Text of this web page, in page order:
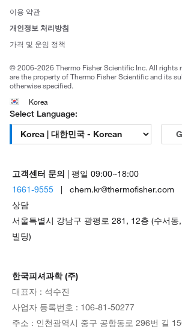
사회적 책임
브랜드
이용 약관
개인정보 처리방침
가격 및 운임 정책
© 2006-2026 Thermo Fisher Scientific Inc. All rights
are the property of Thermo Fisher Scientific and its
otherwise specified.
Korea
Select Language:
고객센터 문의 | 평일 09:00~18:00
1661-9555 | chem.kr@thermofisher.com
상담
서울특별시 강남구 광평로 281, 12층 (수서동
빌딩)
한국피셔과학 (주)
대표자 : 석수진
사업자 등록번호 : 106-81-50277
주소 : 인천광역시 중구 공항동로 296번 길